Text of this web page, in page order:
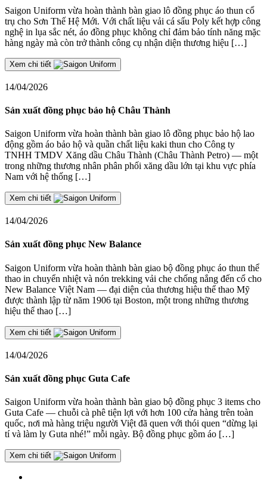
Saigon Uniform vừa hoàn thành bàn giao lô đồng phục áo thun cổ
trụ cho Sơn Thế Hệ Mới. Với chất liệu vải cá sấu Poly kết hợp công
nghệ in lụa sắc nét, áo đồng phục không chỉ đảm bảo tính năng mặc
hàng ngày mà còn trở thành công cụ nhận diện thương hiệu […]
Xem chi tiết
14/04/2026
Sản xuất đồng phục bảo hộ Châu Thành
Saigon Uniform vừa hoàn thành bàn giao lô đồng phục bảo hộ lao
động gồm áo bảo hộ và quần chất liệu kaki thun cho Công ty
TNHH TMDV Xăng dầu Châu Thành (Châu Thành Petro) — một
trong những thương nhân phân phối xăng dầu lớn tại khu vực phía
Nam với hệ thống […]
Xem chi tiết
14/04/2026
Sản xuất đồng phục New Balance
Saigon Uniform vừa hoàn thành bàn giao bộ đồng phục áo thun thể
thao in chuyển nhiệt và nón trekking vải che chống nắng đến cổ cho
New Balance Việt Nam — đại diện của thương hiệu thể thao Mỹ
được thành lập từ năm 1906 tại Boston, một trong những thương
hiệu thể thao […]
Xem chi tiết
14/04/2026
Sản xuất đồng phục Guta Cafe
Saigon Uniform vừa hoàn thành bàn giao bộ đồng phục 3 items cho
Guta Cafe — chuỗi cà phê tiện lợi với hơn 100 cửa hàng trên toàn
quốc, nơi mà hàng triệu người Việt đã quen với thói quen “dừng lại
tí và làm ly Guta nhé!” mỗi ngày. Bộ đồng phục gồm áo […]
Xem chi tiết